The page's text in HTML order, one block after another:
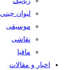
لیوان چینی
موسیقی
نقاشی
مافیا
اخبار و مقالات